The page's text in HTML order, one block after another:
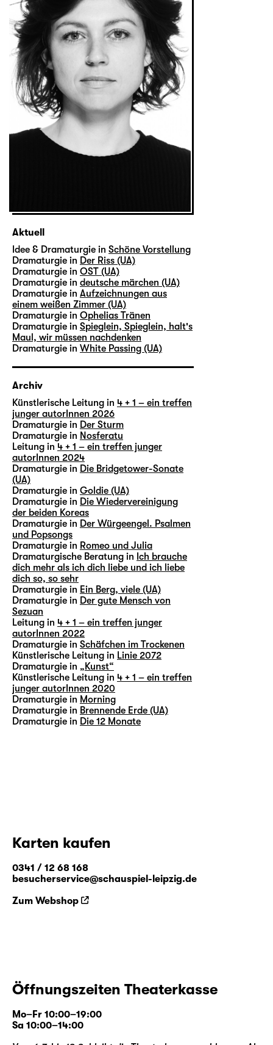
Aktuell
Idee & Dramaturgie in Schöne Vorstellung
Dramaturgie in Der Riss (UA)
Dramaturgie in OST (UA)
Dramaturgie in deutsche märchen (UA)
Dramaturgie in Aufzeichnungen aus
einem weißen Zimmer (UA)
Dramaturgie in Ophelias Tränen
Dramaturgie in Spieglein, Spieglein, halt's
Maul, wir müssen nachdenken
Dramaturgie in White Passing (UA)
Archiv
Künstlerische Leitung in 4 + 1 – ein treffen
junger autorInnen 2026
Dramaturgie in Der Sturm
Dramaturgie in Nosferatu
Leitung in 4 + 1 – ein treffen junger
autorInnen 2024
Dramaturgie in Die Bridgetower-Sonate
(UA)
Dramaturgie in Goldie (UA)
Dramaturgie in Die Wiedervereinigung
der beiden Koreas
Dramaturgie in Der Würgeengel. Psalmen
und Popsongs
Dramaturgie in Romeo und Julia
Dramaturgische Beratung in Ich brauche
dich mehr als ich dich liebe und ich liebe
dich so, so sehr
Dramaturgie in Ein Berg, viele (UA)
Dramaturgie in Der gute Mensch von
Sezuan
Leitung in 4 + 1 – ein treffen junger
autorInnen 2022
Dramaturgie in Schäfchen im Trockenen
Künstlerische Leitung in Linie 2072
Dramaturgie in „Kunst“
Künstlerische Leitung in 4 + 1 – ein treffen
junger autorInnen 2020
Dramaturgie in Morning
Dramaturgie in Brennende Erde (UA)
Dramaturgie in Die 12 Monate
Karten kaufen
0341 / 12 68 168
besucherservice@schauspiel-leipzig.de
Zum Webshop
Öffnungszeiten Theaterkasse
Mo–Fr 10:00–19:00
Sa 10:00–14:00